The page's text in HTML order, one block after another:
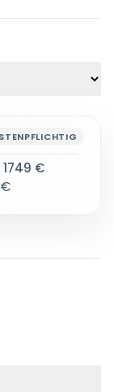
1749 €
€